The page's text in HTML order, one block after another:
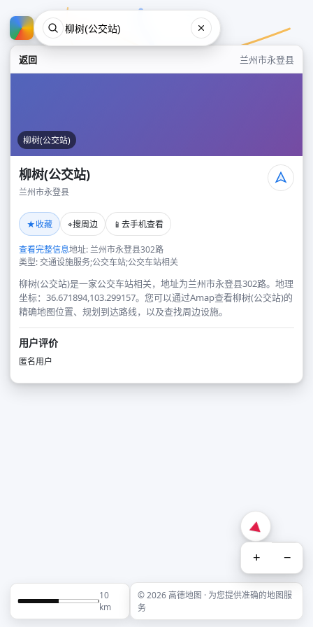
返回 兰州市永登县
柳树(公交站)
柳树(公交站)
兰州市永登县
★收藏 ⌖搜周边 📱 去手机查看
查看完整信息地址: 兰州市永登县302路
类型: 交通设施服务;公交车站;公交车站相关
柳树(公交站)是一家公交车站相关，地址为兰州市永登县302路。地理
坐标：36.671894,103.299157。您可以通过Amap查看柳树(公交站)的
精确地图位置、规划到达路线，以及查找周边设施。
用户评价
匿名用户
+ −
10
km
© 2026 高德地图 · 为您提供准确的地图服
务